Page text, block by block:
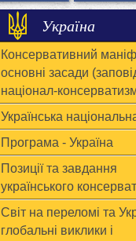
Україна
Консервативний
основні засади
націонал-
Українська
Програма - Україна
Позиції та завдання
українського
Світ на переломі та
глобальні виклики і